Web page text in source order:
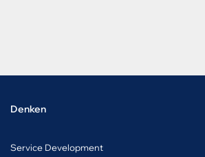
Denken
Service Development